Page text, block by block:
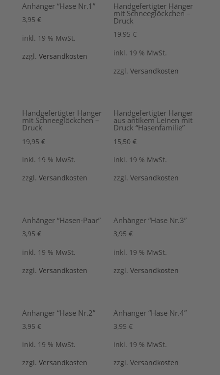
Anhänger “Hase Nr.1”
3,95 €
inkl. 19 % MwSt.
zzgl. Versandkosten
Handgefertigter Hänger
mit Schneeglöckchen –
Druck
19,95€
inkl. 19 % MwSt.
zzgl.Versandkosten
Handgefertigter Hänger
mit Schneeglöckchen –
Druck
19,95 €
inkl. 19 % MwSt.
zzgl. Versandkosten
Handgefertigter Hänger
aus antikem Leinen mit
Druck “Hasenfamilie”
15,50€
inkl. 19 % MwSt.
zzgl.Versandkosten
Anhänger “Hasen-Paar”
3,95 €
inkl. 19 % MwSt.
zzgl. Versandkosten
Anhänger “Hase Nr.3”
3,95€
inkl. 19 % MwSt.
zzgl.Versandkosten
Anhänger “Hase Nr.2”
3,95 €
inkl. 19 % MwSt.
zzgl. Versandkosten
Anhänger “Hase Nr.4”
3,95€
inkl. 19 % MwSt.
zzgl.Versandkosten